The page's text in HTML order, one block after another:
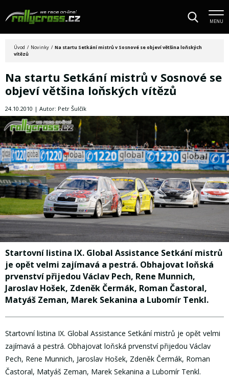
MENU
Úvod / Novinky / Na startu Setkání mistrů v Sosnové se objeví většina loňských
vítězů
Na startu Setkání mistrů v Sosnové se
objeví většina loňských vítězů
24.10.2010 | Autor: Petr Šulčík
Startovní listina IX. Global Assistance Setkání mistrů
je opět velmi zajímavá a pestrá. Obhajovat loňská
prvenství přijedou Václav Pech, Rene Munnich,
Jaroslav Hošek, Zdeněk Čermák, Roman Častoral,
Matyáš Zeman, Marek Sekanina a Lubomír Tenkl.
Startovní listina IX. Global Assistance Setkání mistrů je opět velmi
zajímavá a pestrá. Obhajovat loňská prvenství přijedou Václav
Pech, Rene Munnich, Jaroslav Hošek, Zdeněk Čermák, Roman
Častoral, Matyáš Zeman, Marek Sekanina a Lubomír Tenkl.